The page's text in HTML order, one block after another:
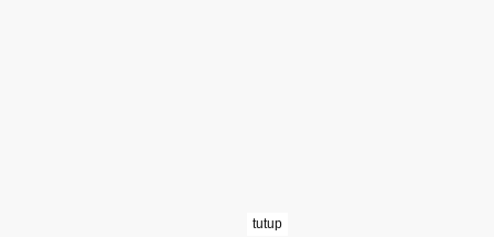
tutup